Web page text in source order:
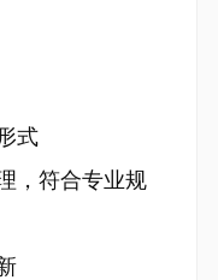
式
，符合专业规